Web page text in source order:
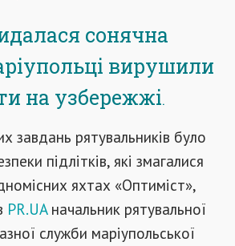
сонячна
вирушили
на узбережжі.
завдань рятувальників було
підлітків, які змагалися
яхтах «Оптиміст»,
PR.UAначальник рятувальної
служби маріупольської